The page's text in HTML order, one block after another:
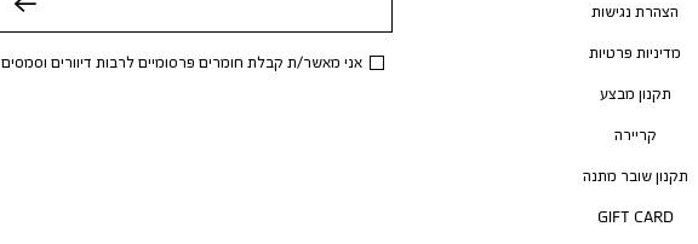
אני מאשר/ת קבלת חומרים פרסומיים לרבות דיוורים וסמסים
הצהרת נגישות
מדיניות פרטיות
תקנון מבצע
קריירה
תקנון שובר מתנה
GIFT CARD